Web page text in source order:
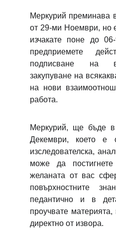
Меркурий преминава
от 29-ми Ноември, но
изчакате поне до
предприемете
подписване на
закупуване на
на нови
работа.
Меркурий, ще бъде
Декември, което е
изследователска,
може да
желаната от вас
повърхностните
педантично и в
проучвате материята,
директно от извора.